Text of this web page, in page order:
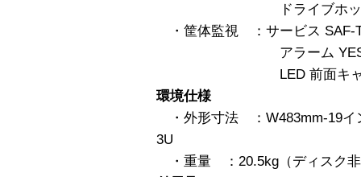
ドライブホットス
・筐体監視 ：サービス SAF-
アラーム
LED 前面キャニス
環境仕様
・外形寸法 ：W483mm-19イ
3U
・重量 ：20.5kg（ディスク